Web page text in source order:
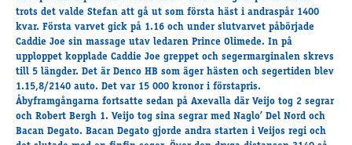
Nybörjar­guide
Presentkort
Tävlingsdagar
FAQ
Travkonferens
trots det valde Stefan att gå ut som första häst i andraspår 1400
kvar. Första varvet gick på 1.16 och under slutvarvet påbörjade
Caddie Joe sin massage utav ledaren Prince Olimede. In på
upploppet kopplade Caddie Joe greppet och segermarginalen skrevs
till 5 längder. Det är Denco HB som äger hästen och segertiden blev
1.15,8/2140 auto. Det var 15 000 kronor i förstapris.
Åbyframgångarna fortsatte sedan på Axevalla där Veijo tog 2 segrar
och Robert Bergh 1. Veijo tog sina segrar med Naglo’ Del Nord och
Bacan Degato. Bacan Degato gjorde andra starten i Veijos regi och